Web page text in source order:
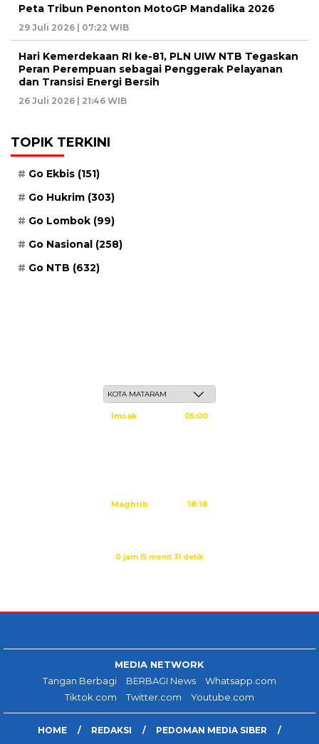
Peta Tribun Penonton MotoGP Mandalika 2026
29 Juli 2026 | 07:22 WIB
Hari Kemerdekaan RI ke-81, PLN UIW NTB Tegaskan
Peran Perempuan sebagai Penggerak Pelayanan
dan Transisi Energi Bersih
26 Juli 2026 | 21:46 WIB
TOPIK TERKINI
Go Ekbis (151)
Go Hukrim (303)
Go Lombok (99)
Go Nasional (258)
Go NTB (632)
Imsak 05:00
Maghrib 18:18
0 jam 15 menit 30 detik
MEDIA NETWORK
Tangan Berbagi
BERBAGI News
Whatsapp.com
Tiktok.com
Twitter.com Youtube.com
HOME REDAKSI PEDOMAN MEDIA SIBER